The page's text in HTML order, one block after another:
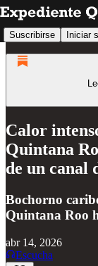
Suscribirse Iniciar
Calor
Quintana
de un canal
Bochorno
Quintana Roo
abr 14, 2026
Escucha